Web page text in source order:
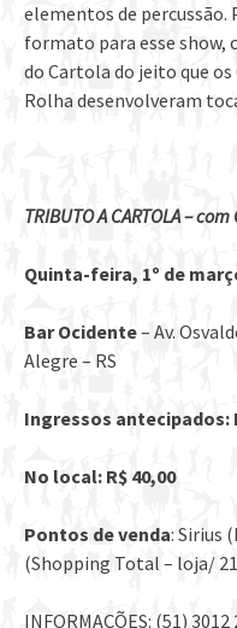
elementos de percussão.
formato para esse show,
do Cartola do jeito que
Rolha desenvolveram
TRIBUTO A CARTOLA – com
Quinta-feira, 1º de
Bar Ocidente– Av.
Alegre – RS
Ingressos antecipados:
No local: R$ 40,00
Pontos de venda: Sirius
(Shopping Total – loja/
INFORMAÇÕES: (51)